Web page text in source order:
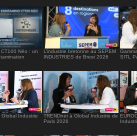
Néo : un
L’industrie bretonne au SEPEM
INDUSTRIES de Brest 2026
SITL
Global Industrie
TRENDnet à Global Industrie de
Paris 2026